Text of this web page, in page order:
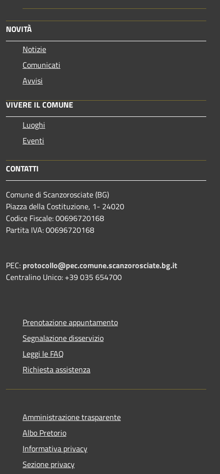
NOVITÀ
Notizie
Comunicati
Avvisi
VIVERE IL COMUNE
Luoghi
Eventi
CONTATTI
Comune di Scanzorosciate (BG)
Piazza della Costituzione, 1- 24020
Codice Fiscale: 00696720168
Partita IVA: 00696720168
PEC: protocollo@pec.comune.scanzorosciate.bg.it
Centralino Unico: +39 035 654700
Prenotazione appuntamento
Segnalazione disservizio
Leggi le FAQ
Richiesta assistenza
Amministrazione trasparente
Albo Pretorio
Informativa privacy
Sezione privacy